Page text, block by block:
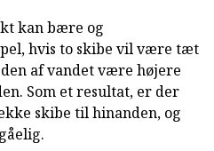
kan bære og
hvis to skibe vil være tæt
af vandet være højere
Som et resultat, er der
skibe til hinanden, og